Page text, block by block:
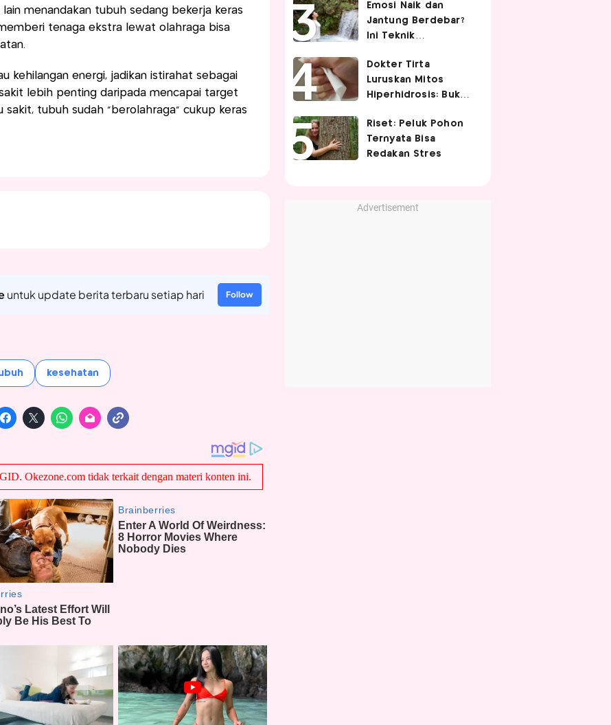
menandakan tubuh sedang bekerja keras
tenaga ekstra lewat olahraga bisa
kehilangan energi, jadikan istirahat sebagai
lebih penting daripada mencapai target
sakit, tubuh sudah “berolahraga” cukup keras
untuk update berita terbaru setiap hari Follow
kesehatan
Emosi Naik dan
Jantung Berdebar?
Ini Teknik
Bisa Bantu Tubuh
Lebih Tenang
Dokter Tirta
Luruskan Mitos
Hiperhidrosis: Bukan
Jantung, tapi Saraf
Simpatis Berlebihan
Riset: Peluk Pohon
Ternyata Bisa
Redakan Stres
Advertisement